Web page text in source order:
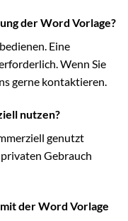
der Word Vorlage?
Eine
Wenn Sie
gerne kontaktieren.
nutzen?
genutzt
Gebrauch
der Word Vorlage